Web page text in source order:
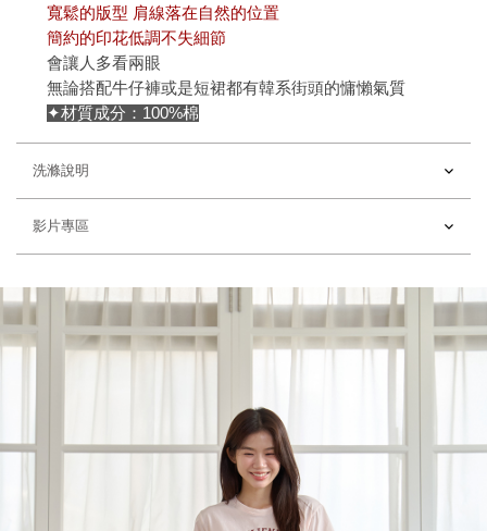
寬鬆的版型 肩線落在自然的位置
簡約的印花低調不失細節
會讓人多看兩眼
無論搭配牛仔褲或是短裙都有韓系街頭的慵懶氣質
✦材質成分：100%棉
洗滌說明
影片專區